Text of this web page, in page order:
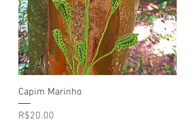
Capim Marinho
Price
R$20.00